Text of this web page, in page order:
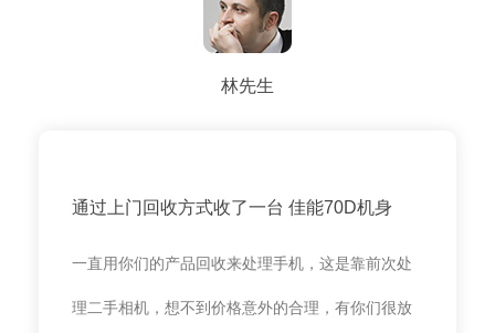
林先生
通过上门回收方式收了一台 佳能70D机身
一直用你们的产品回收来处理手机，这是靠前次处
理二手相机，想不到价格意外的合理，有你们很放